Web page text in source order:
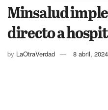
Minsalud
directo a
by LaOtraVerdad 8 abril, 2024